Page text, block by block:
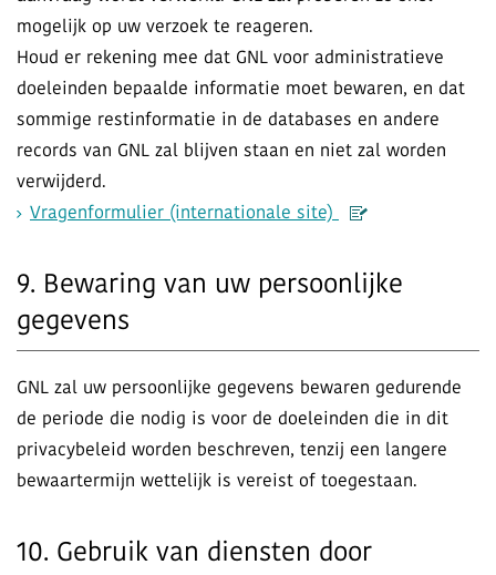
mogelijk op uw verzoek te reageren.
Houd er rekening mee dat GNL voor administratieve
doeleinden bepaalde informatie moet bewaren, en dat
sommige restinformatie in de databases en andere
records van GNL zal blijven staan en niet zal worden
verwijderd.
Vragenformulier (internationale site)
9. Bewaring van uw persoonlijke
gegevens
GNL zal uw persoonlijke gegevens bewaren gedurende
de periode die nodig is voor de doeleinden die in dit
privacybeleid worden beschreven, tenzij een langere
bewaartermijn wettelijk is vereist of toegestaan.
10. Gebruik van diensten door